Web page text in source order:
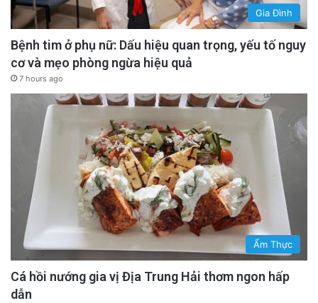
Gia Đình
Bệnh tim ở phụ nữ: Dấu hiệu quan trọng, yếu tố nguy
cơ và mẹo phòng ngừa hiệu quả
7 hours ago
Ẩm Thực
Cá hồi nướng gia vị Địa Trung Hải thơm ngon hấp
dẫn